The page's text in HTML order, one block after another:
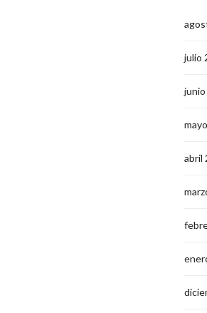
julio
abril